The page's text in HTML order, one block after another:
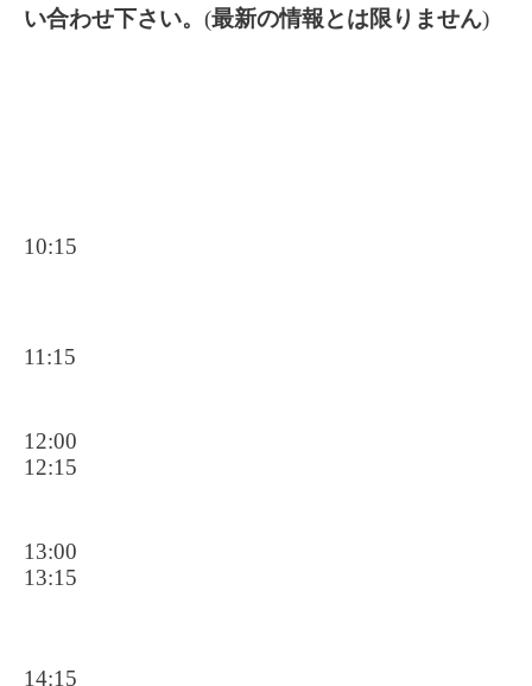
い合わせ下さい。 (最新の情報とは限りません)
10:15
11:15
12:00
12:15
13:00
13:15
14:15